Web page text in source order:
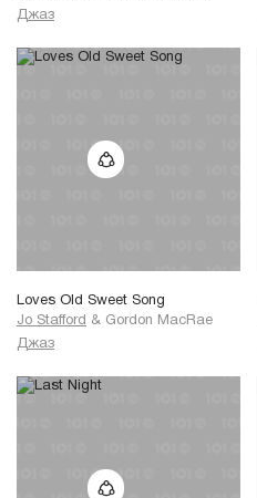
Джаз
Loves Old Sweet Song
Jo Stafford & Gordon MacRae
Джаз